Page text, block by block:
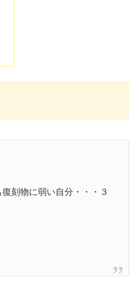
刻物に弱い自分・・・３